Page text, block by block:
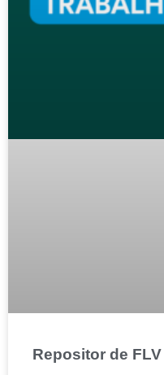
Repositor de FLV